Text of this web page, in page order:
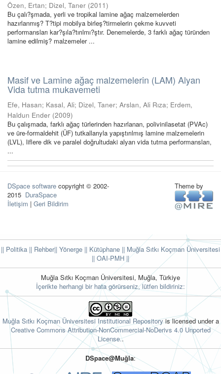
Özen, Ertan; Dizel, Taner (2011)
Bu çalı?şmada, yerli ve tropikal lamine ağaç malzemelerden
hazırlanmış? T?tipi mobilya birleş?tirmelerin çekme kuvveti
performansları kar?şıla?tırılmı?ştır. Denemelerde, 3 farklı ağaç türünden
lamine edilmiş? malzemeler ...
Masif ve Lamine ağaç malzemelerin (LAM) Alyan
Vida tutma mukavemeti
Efe, Hasan; Kasal, Ali; Dizel, Taner; Arslan, Ali Rıza; Erdem,
Haldun Ender (2009)
Bu çalışmada, farklı ağaç türlerinden hazırlanan, polivinilasetat (PVAc)
ve üre-formaldehit (ÜF) tutkallarıyla yapıştırılmış lamine malzemelerin
(LVL), liflere dik ve paralel doğrultudaki alyan vida tutma performansları,
...
DSpace software copyright © 2002-
2015 DuraSpace
İletişim | Geri Bildirim
Theme by
|| Politika || Rehber|| Yönerge || Kütüphane || Muğla Sıtkı Koçman Üniversitesi
|| OAI-PMH ||
Muğla Sıtkı Koçman Üniversitesi, Muğla, Türkiye
İçerikte herhangi bir hata görürseniz, lütfen bildiriniz:
Muğla Sıtkı Koçman Üniversitesi Institutional Repositoryis licensed under a
Creative Commons Attribution-NonCommercial-NoDerivs 4.0 Unported
License..
DSpace@Muğla: